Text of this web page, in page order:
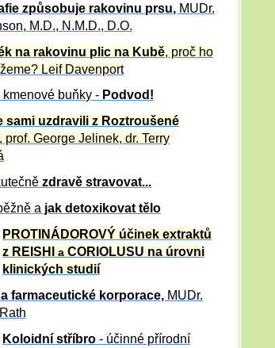
způsobuje rakovinu prsu, MUDr.
M.D., N.M.D., D.O.
na rakovinu plic na Kubě, proč ho
Leif Davenport
kmenové buňky - Podvod!
sami uzdravili z Roztroušené
, prof. George Jelinek, dr. Terry
zdravě stravovat...
a jak detoxikovat tělo
PROTINÁDOROVÝ účinek extraktů
z REISHI a CORIOLUSU na úrovni
klinických studií
farmaceutické korporace, MUDr.
Koloidní stříbro- účinné přírodní